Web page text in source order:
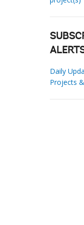
Daily
Projects